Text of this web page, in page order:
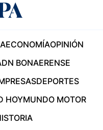
ECONOMÍAOPINIÓN
BONAERENSE
DEPORTES
HOYMUNDO MOTOR